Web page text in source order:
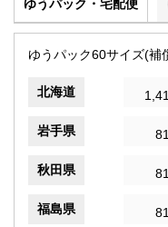
ゆうパック・宅配便
ゆうパック60サイズ(
北海道
岩手県
秋田県
福島県